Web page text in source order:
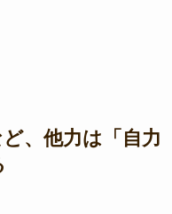
、他力は「自力